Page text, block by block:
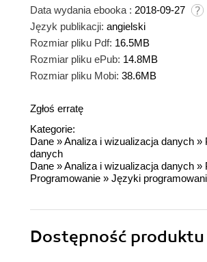
Data wydania ebooka : 2018-09-27
Język publikacji: angielski
Rozmiar pliku Pdf: 16.5MB
Rozmiar pliku ePub: 14.8MB
Rozmiar pliku Mobi: 38.6MB
Zgłoś erratę
Kategorie:
Dane »Analiza i wizualizacja danych »
danych
Dane »Analiza i wizualizacja danych »
Programowanie » Języki
Dostępność produktu